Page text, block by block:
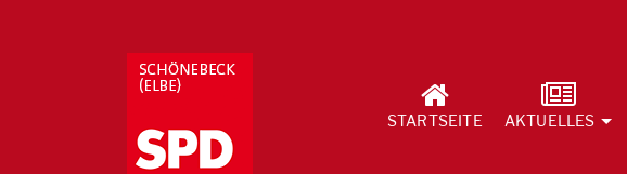
STARTSEITE AKTUELLES